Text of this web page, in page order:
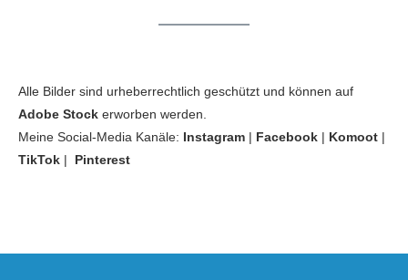
Alle Bilder sind urheberrechtlich geschützt und können auf
Adobe Stock erworben werden.
Meine Social-Media Kanäle: Instagram | Facebook | Komoot |
TikTok | Pinterest